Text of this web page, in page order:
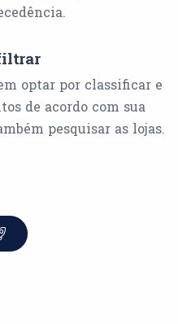
optar por classificar e
de acordo com sua
pesquisar as lojas.